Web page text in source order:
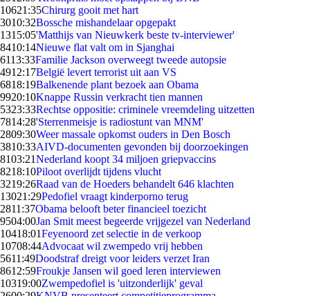
10621:35Chirurg gooit met hart
3010:32Bossche mishandelaar opgepakt
1315:05'Matthijs van Nieuwkerk beste tv-interviewer'
8410:14Nieuwe flat valt om in Sjanghai
6113:33Familie Jackson overweegt tweede autopsie
4912:17België levert terrorist uit aan VS
6818:19Balkenende plant bezoek aan Obama
9920:10Knappe Russin verkracht tien mannen
5323:33Rechtse oppositie: criminele vreemdeling uitzetten
7814:28'Sterrenmeisje is radiostunt van MNM'
2809:30Weer massale opkomst ouders in Den Bosch
3810:33AIVD-documenten gevonden bij doorzoekingen
8103:21Nederland koopt 34 miljoen griepvaccins
8218:10Piloot overlijdt tijdens vlucht
3219:26Raad van de Hoeders behandelt 646 klachten
13021:29Pedofiel vraagt kinderporno terug
2811:37Obama belooft beter financieel toezicht
9504:00Jan Smit meest begeerde vrijgezel van Nederland
10418:01Feyenoord zet selectie in de verkoop
10708:44Advocaat wil zwempedo vrij hebben
5611:49Doodstraf dreigt voor leiders verzet Iran
8612:59Froukje Jansen wil goed leren interviewen
10319:00Zwempedofiel is 'uitzonderlijk' geval